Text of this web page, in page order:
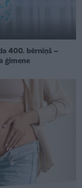
400. bērniņš –
ģimene